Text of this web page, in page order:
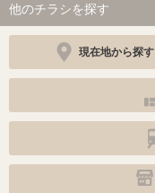
他のチラシを探す
現在地から探す